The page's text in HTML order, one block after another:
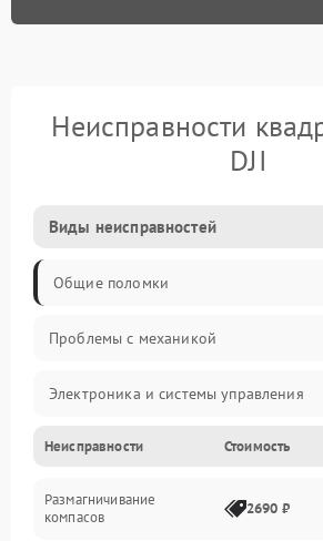
Неисправности
DJI
Виды неисправностей
Общие поломки
Проблемы с механикой
Электроника и системы управления
Проблемы с сигналом
Двигатели и силовая установка
Неисправности Стоимость
Размагничивание
компасов
2690 ₽